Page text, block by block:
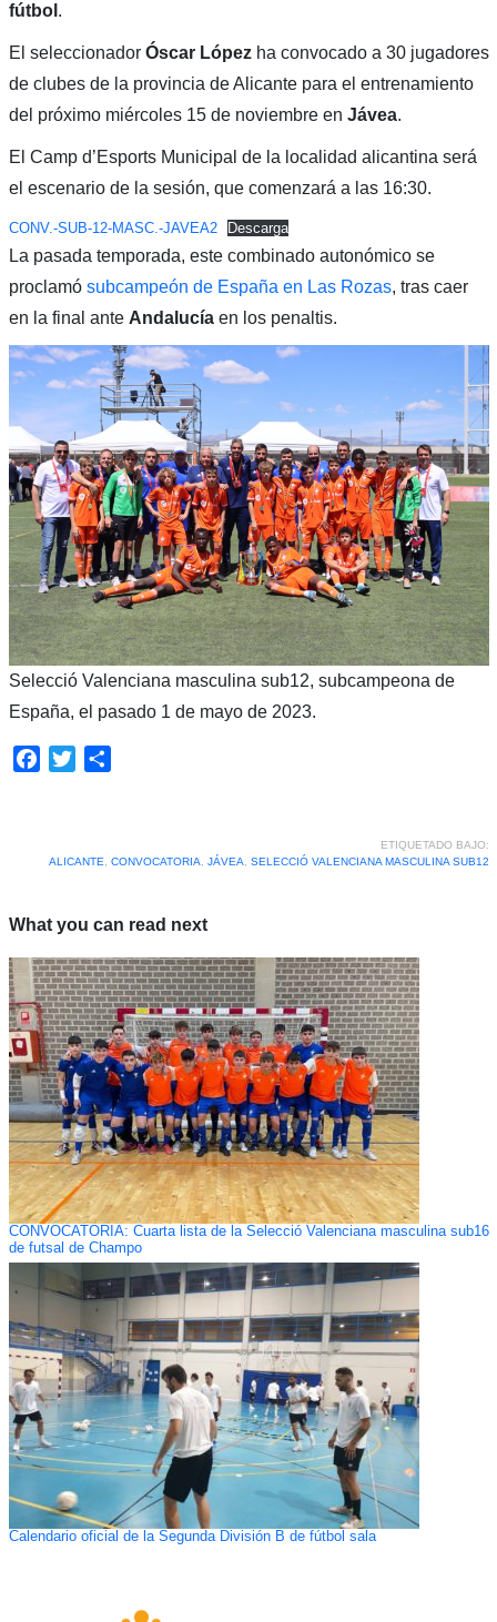
fútbol .
El seleccionador Óscar Lópezha convocado a 30 jugadores
de clubes de la provincia de Alicante para el entrenamiento
del próximo miércoles 15 de noviembre en Jávea.
El Camp d’Esports Municipal de la localidad alicantina será
el escenario de la sesión, que comenzará a las 16:30.
CONV.-SUB-12-MASC.-JAVEA2 Descarga
La pasada temporada, este combinado autonómico se
proclamó subcampeón de España en Las Rozas, tras caer
en la final ante Andalucíaen los penaltis.
Selecció Valenciana masculina sub12, subcampeona de
España, el pasado 1 de mayo de 2023.
Facebook
Twitter
ETIQUETADO BAJO:
ALICANTE
CONVOCATORIA JÁVEA SELECCIÓ VALENCIANA MASCULINA SUB12
What you can read next
CONVOCATORIA: Cuarta lista de la Selecció Valenciana masculina sub16
de futsal de Champo
Calendario oficial de la Segunda División B de fútbol sala